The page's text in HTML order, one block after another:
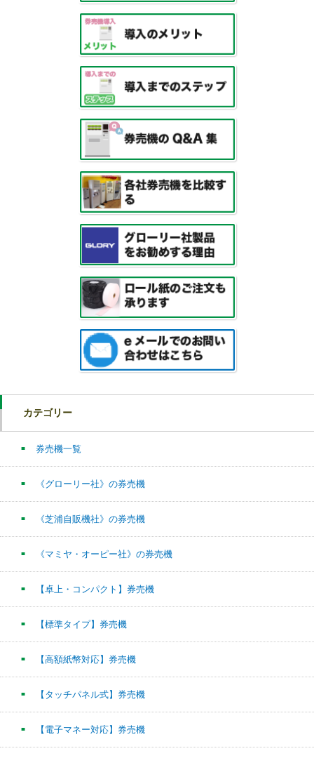
カテゴリー
券売機一覧
《グローリー社》の券売機
《芝浦自販機社》の券売機
《マミヤ・オーピー社》の券売機
【卓上・コンパクト】券売機
【標準タイプ】券売機
【高額紙幣対応】券売機
【タッチパネル式】券売機
【電子マネー対応】券売機